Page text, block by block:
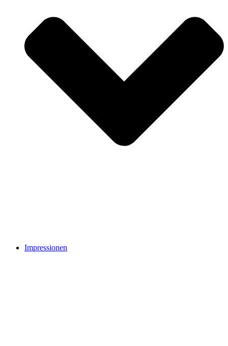
Impressionen